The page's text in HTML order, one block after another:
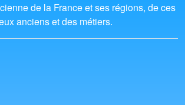
de la France et ses régions, de ces
anciens et des métiers.